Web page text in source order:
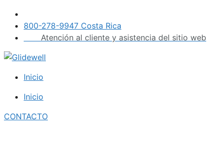
Saltar
contenido
800-278-9947 Costa Rica
Atención al cliente y asistencia del sitio web
Inicio
Inicio
CONTACTO